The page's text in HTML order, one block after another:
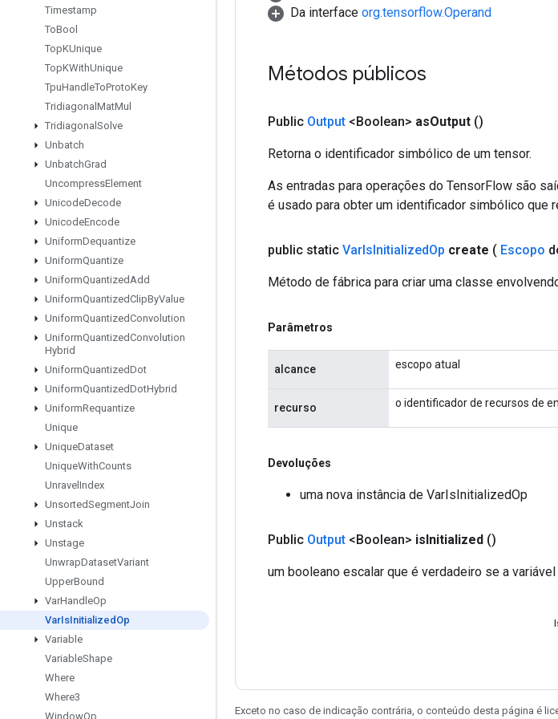
Timestamp
ToBool
TopKUnique
TopKWithUnique
TpuHandleToProtoKey
Tridiagonal MatMul
Tridiagonal Solve
Unbatch
UnbatchGrad
UncompressElement
UnicodeDecode
UnicodeEncode
UniformDequantize
UniformQuantize
UniformQuantizedAdd
UniformQuantizedClipByValue
UniformQuantizedConvolution
UniformQuantizedConvolution
Hybrid
UniformQuantizedDot
UniformQuantizedDotHybrid
UniformRequantize
Unique
UniqueDataset
UniqueWithCounts
Unravel Index
UnsortedSegmentJoin
Unstack
Unstage
UnwrapDatasetVariant
UpperBound
VarHandleOp
VarIsInitialized Op
Variable
VariableShape
Where
Where3
WindowOp
Da interface org.tensorflow.Operand
Métodos públicos
Public Output <Boolean> asOutput ()
Retorna o identificador simbólico de um tensor.
As entradas para operações do TensorFlow são
é usado para obter um identificador simbólico que
public static VarIsInitializedOp create ( Escopo
Método de fábrica para criar uma classe
Parâmetros
alcance escopo atual
recurso o identificador de recursos de
Devoluções
uma nova instância de VarIsInitializedOp
Public Output <Boolean> isInitialized ()
um booleano escalar que é verdadeiro se a
Exceto no caso de indicação contrária, o conteúdo desta página é